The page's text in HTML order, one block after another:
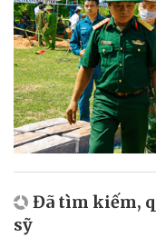
Đã tìm kiếm,
sỹ